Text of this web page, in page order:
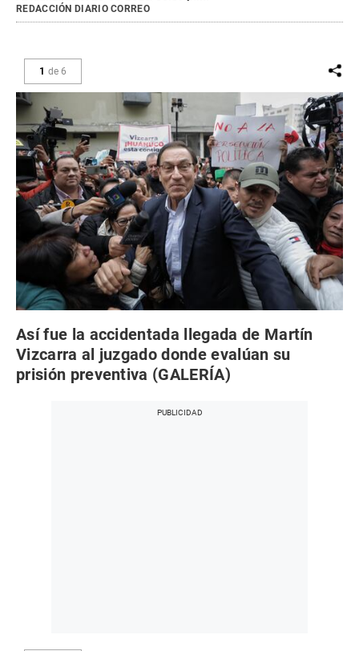
REDACCIÓN DIARIO CORREO
1 de 6
Así fue la accidentada llegada de Martín
Vizcarra al juzgado donde evalúan su
prisión preventiva (GALERÍA)